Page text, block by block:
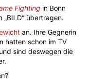
Fighting in Bonn
übertragen.
an. Ihre Gegnerin
hatten schon im TV
sind deswegen die